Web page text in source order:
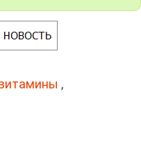
,